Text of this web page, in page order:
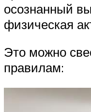
осознанный
физическая
Это можно
правилам: